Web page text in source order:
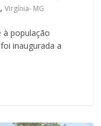
,Virgínia- MG
população
inaugurada a